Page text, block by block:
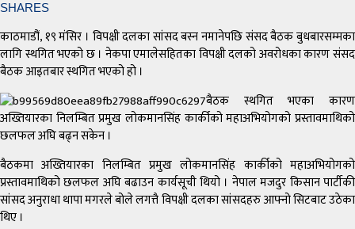
SHARES
काठमाडौं, १९ मंसिर । विपक्षी दलका सांसद बस्न नमानेपछि संसद बैठक बुधबारसम्मका
लागि स्थगित भएको छ । नेकपा एमालेसहितका विपक्षी दलको अवरोधका कारण संसद
बैठक आइतबार स्थगित भएको हो ।
बैठक स्थगित भएका कारण
अख्तियारका निलम्बित प्रमुख लोकमानसिंह कार्कीको महाअभियोगको प्रस्तावमाथिको
छलफल अघि बढ्न सकेन ।
बैठकमा अख्तियारका निलम्बित प्रमुख लोकमानसिंह कार्कीको महाअभियोगको
प्रस्तावमाथिको छलफल अघि बढाउन कार्यसूची थियो । नेपाल मजदुर किसान पार्टीकी
सांसद अनुराधा थापा मगरले बोले लगत्तै विपक्षी दलका सांसदहरु आफ्नो सिटबाट उठेका
थिए ।